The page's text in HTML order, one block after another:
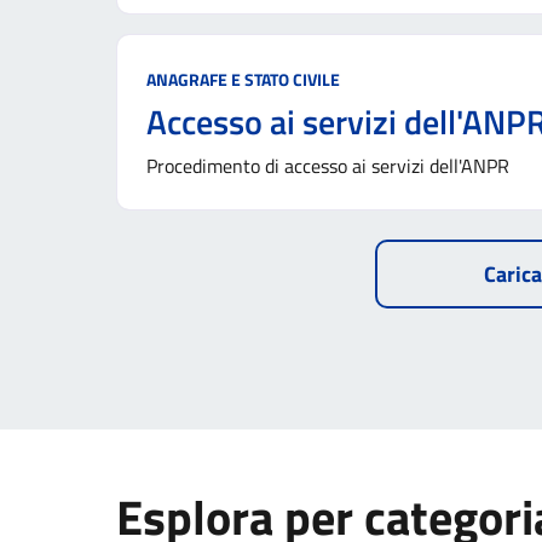
Categoria:
ANAGRAFE E STATO CIVILE
Accesso ai servizi
Procedimento di accesso ai servizi dell'ANPR
Esplora per